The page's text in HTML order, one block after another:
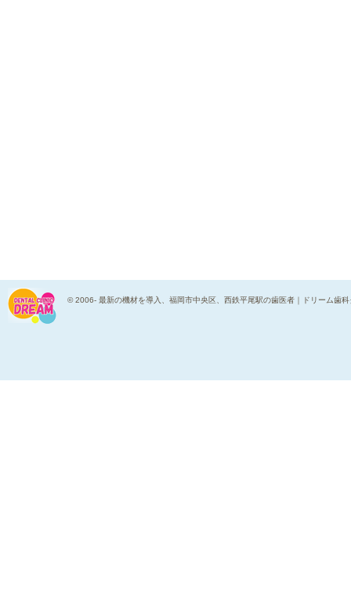
© 2006- 最新の機材を導入、福岡市中央区、西鉄平尾駅の歯医者｜ドリーム歯